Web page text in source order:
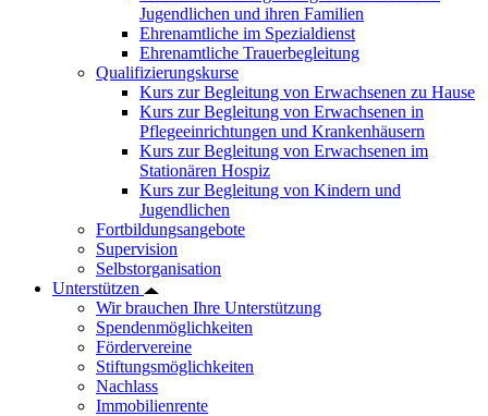
Jugendlichen und ihren Familien
Ehrenamtliche im Spezialdienst
Ehrenamtliche Trauerbegleitung
Qualifizierungskurse
Kurs zur Begleitung von Erwachsenen zu Hause
Kurs zur Begleitung von Erwachsenen in
Pflegeeinrichtungen und Krankenhäusern
Kurs zur Begleitung von Erwachsenen im
Stationären Hospiz
Kurs zur Begleitung von Kindern und
Jugendlichen
Fortbildungsangebote
Supervision
Selbstorganisation
Unterstützen
Wir brauchen Ihre Unterstützung
Spendenmöglichkeiten
Fördervereine
Stiftungsmöglichkeiten
Nachlass
Immobilienrente